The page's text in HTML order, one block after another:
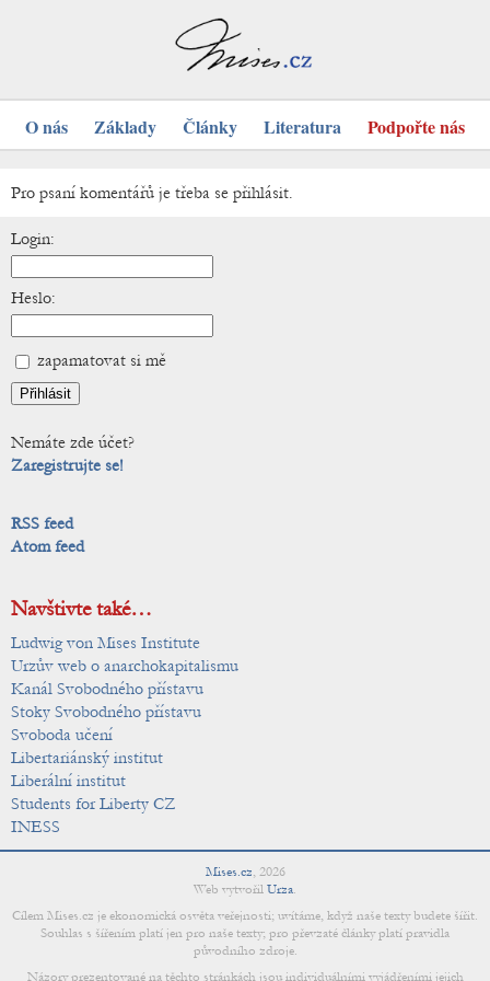
O nás Základy Články Literatura Podpořte nás
Pro psaní komentářů je třeba se přihlásit.
Login:
Heslo:
zapamatovat si mě
Nemáte zde účet?
Zaregistrujte se!
RSS feed
Atom feed
Navštivte také…
Ludwig von Mises Institute
Urzův web o anarchokapitalismu
Kanál Svobodného přístavu
Stoky Svobodného přístavu
Svoboda učení
Libertariánský institut
Liberální institut
Students for Liberty CZ
INESS
Mises.cz, 2026
Web vytvořil Urza.
Cílem Mises.cz je ekonomická osvěta veřejnosti; uvítáme, když naše texty budete šířit.
Souhlas s šířením platí jen pro naše texty; pro převzaté články platí pravidla
původního zdroje.
Názory prezentované na těchto stránkách jsou individuálními vyjádřeními jejich